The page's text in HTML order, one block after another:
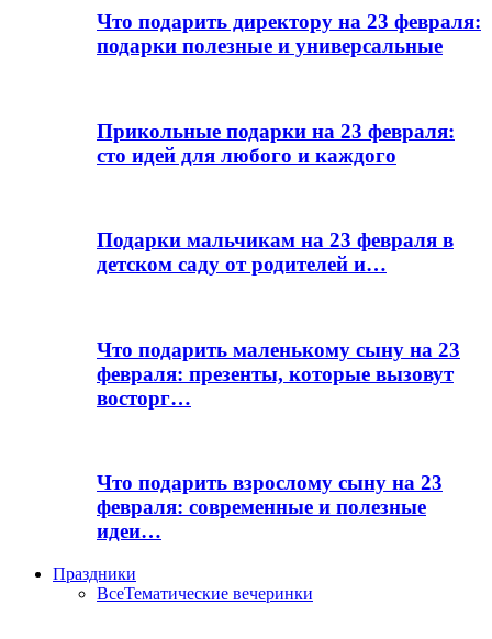
Что подарить директору на 23 февраля:
подарки полезные и универсальные
Прикольные подарки на 23 февраля:
сто идей для любого и каждого
Подарки мальчикам на 23 февраля в
детском саду от родителей и…
Что подарить маленькому сыну на 23
февраля: презенты, которые вызовут
восторг…
Что подарить взрослому сыну на 23
февраля: современные и полезные
идеи…
Праздники
ВсеТематические вечеринки